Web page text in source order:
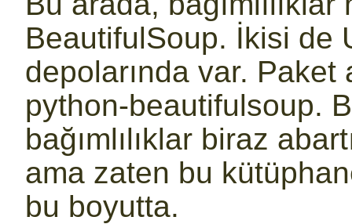
BeautifulSoup. İkisi de
depolarında var.
python-beautifulsoup.
bağımlılıklar biraz
ama zaten bu
bu boyutta.